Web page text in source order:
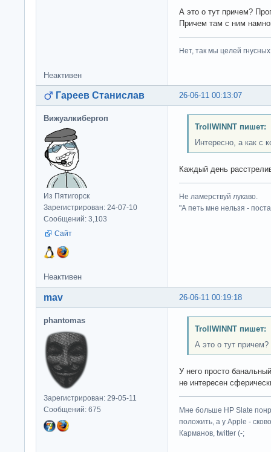
А это о тут причем?
Причем там с ним
Нет, так мы целей
Неактивен
26-06-11 00:13:07
Гареев Станислав
Вижуалкибергоп
Из Пятигорск
Зарегистрирован: 24-07-10
Сообщений: 3,103
Сайт
TrollWINNT пишет:
Интересно, а как с
Каждый день
Не ламерствуй лукаво.
"А петь мне нельзя -
Неактивен
26-06-11 00:19:18
mav
phantomas
Зарегистрирован: 29-05-11
Сообщений: 675
TrollWINNT пишет:
А это о тут причем?
У него просто
не интересен
Мне больше HP Slate
положить, а у Apple -
Карманов, twitter (-;